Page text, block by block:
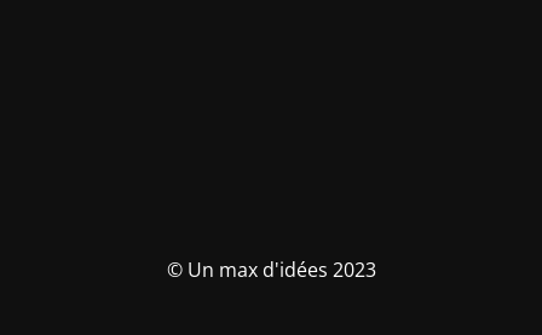
© Un max d'idées 2023